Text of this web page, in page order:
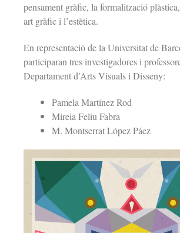
pensament gràfic, la formalització
art gràfic i l’estètica.
En representació de la Universitat de
participaran tres investigadores i
Departament d’Arts Visuals i Disseny:
Pamela Martínez Rod
Mireia Feliu Fabra
M. Montserrat López Páez